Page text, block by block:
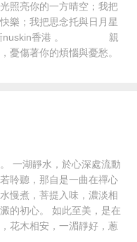
照亮你的一方晴空；我把
樂；我把思念托與日月星
如新nuskin香港 。 親
憂傷著你的煩惱與憂愁。
一湖靜水，於心深處流動
聆聽，那自是一曲在禪心
慢煮，菩提入味，濃淡相
的初心。 如此至美，是在
花木相安，一湄靜好，蔥